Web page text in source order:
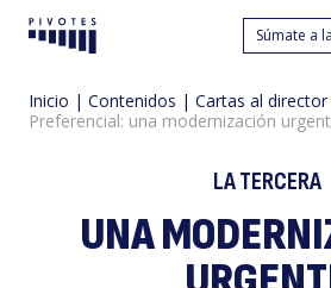
Pivotes Súmate a
Inicio | Contenidos | Cartas al director
Preferencial: una modernización
LA TERCERA
UNA